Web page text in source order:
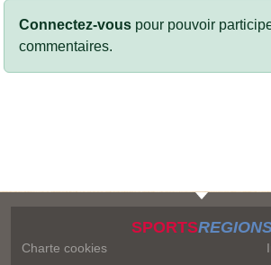
Connectez-vous pour pouvoir
commentaires.
SPORTS
Charte cookies